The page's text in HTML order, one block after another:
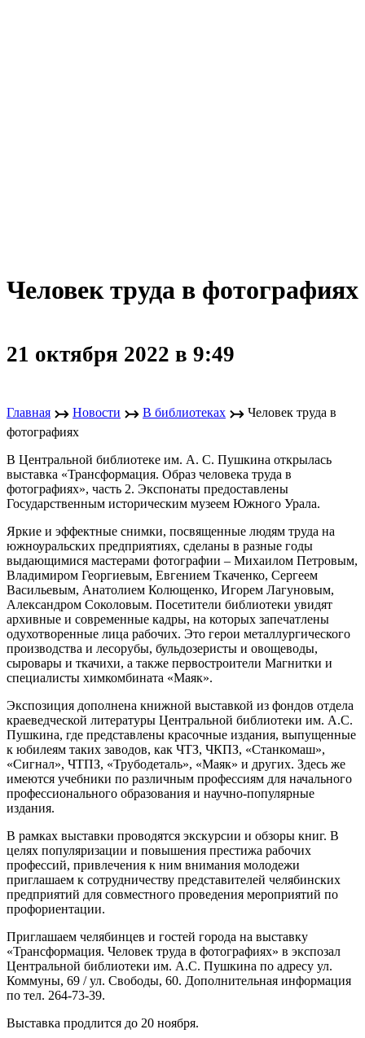
Человек труда в фотографиях
21 октября 2022 в 9:49
Главная ↣ Новости ↣ В библиотеках ↣ Человек труда в
фотографиях
В Центральной библиотеке им. А. С. Пушкина открылась
выставка «Трансформация. Образ человека труда в
фотографиях», часть 2. Экспонаты предоставлены
Государственным историческим музеем Южного Урала.
Яркие и эффектные снимки, посвященные людям труда на
южноуральских предприятиях, сделаны в разные годы
выдающимися мастерами фотографии – Михаилом Петровым,
Владимиром Георгиевым, Евгением Ткаченко, Сергеем
Васильевым, Анатолием Колющенко, Игорем Лагуновым,
Александром Соколовым. Посетители библиотеки увидят
архивные и современные кадры, на которых запечатлены
одухотворенные лица рабочих. Это герои металлургического
производства и лесорубы, бульдозеристы и овощеводы,
сыровары и ткачихи, а также первостроители Магнитки и
специалисты химкомбината «Маяк».
Экспозиция дополнена книжной выставкой из фондов отдела
краеведческой литературы Центральной библиотеки им. А.С.
Пушкина, где представлены красочные издания, выпущенные
к юбилеям таких заводов, как ЧТЗ, ЧКПЗ, «Станкомаш»,
«Сигнал», ЧТПЗ, «Трубодеталь», «Маяк» и других. Здесь же
имеются учебники по различным профессиям для начального
профессионального образования и научно-популярные
издания.
В рамках выставки проводятся экскурсии и обзоры книг. В
целях популяризации и повышения престижа рабочих
профессий, привлечения к ним внимания молодежи
приглашаем к сотрудничеству представителей челябинских
предприятий для совместного проведения мероприятий по
профориентации.
Приглашаем челябинцев и гостей города на выставку
«Трансформация. Человек труда в фотографиях» в экспозал
Центральной библиотеки им. А.С. Пушкина по адресу ул.
Коммуны, 69 / ул. Свободы, 60. Дополнительная информация
по тел. 264-73-39.
Выставка продлится до 20 ноября.